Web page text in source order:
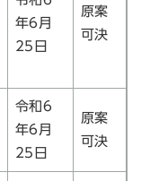
年6月
25日
原案
可決
令和6
年6月
25日
原案
可決